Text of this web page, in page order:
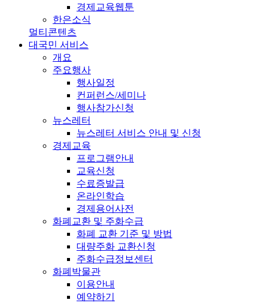
경제교육웹툰
한은소식
멀티콘텐츠
대국민 서비스
개요
주요행사
행사일정
컨퍼런스/세미나
행사참가신청
뉴스레터
뉴스레터 서비스 안내 및 신청
경제교육
프로그램안내
교육신청
수료증발급
온라인학습
경제용어사전
화폐교환 및 주화수급
화폐 교환 기준 및 방법
대량주화 교환신청
주화수급정보센터
화폐박물관
이용안내
예약하기